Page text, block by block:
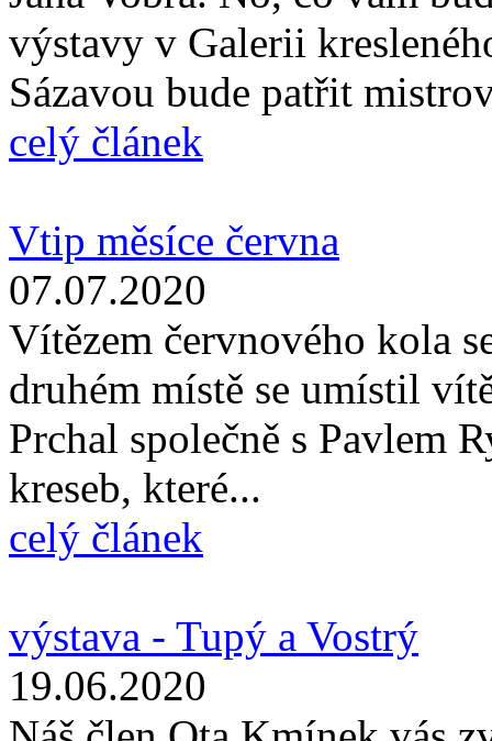
výstavy v Galerii
Sázavou bude patřit
celý článek
Vtip měsíce června
07.07.2020
Vítězem červnového kola
druhém místě se umístil
Prchal společně s Pavlem
kreseb, které...
celý článek
výstava - Tupý a Vostrý
19.06.2020